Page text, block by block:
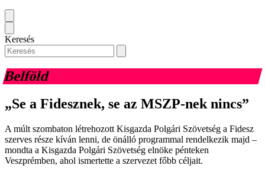
Keresés
Belföld
„Se a Fidesznek, se az MSZP-nek nincs”
A múlt szombaton létrehozott Kisgazda Polgári Szövetség a Fidesz
szerves része kíván lenni, de önálló programmal rendelkezik majd –
mondta a Kisgazda Polgári Szövetség elnöke pénteken
Veszprémben, ahol ismertette a szervezet főbb céljait.